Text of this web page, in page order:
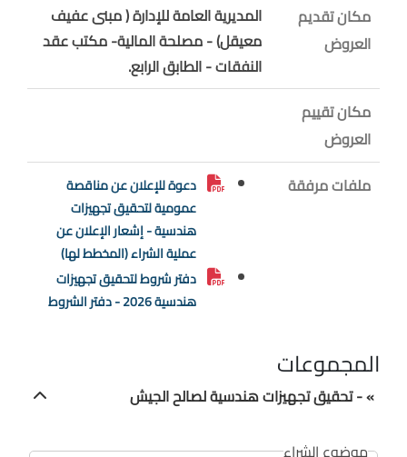
مكان تقديم
العروض
المديرية العامة للإدارة ( مبنى عفيف
معيقل) - مصلحة المالية- مكتب عقد
النفقات - الطابق الرابع.
مكان تقييم
العروض
ملفات مرفقة
دعوة للإعلان عن مناقصة
عمومية لتحقيق تجهيزات
هندسية - إشعار الإعلان عن
عملية الشراء (المخطط لها)
دفتر شروط لتحقيق تجهيزات
هندسية 2026 - دفتر الشروط
المجموعات
» - تحقيق تجهيزات هندسية لصالح الجيش
موضوع الشراء